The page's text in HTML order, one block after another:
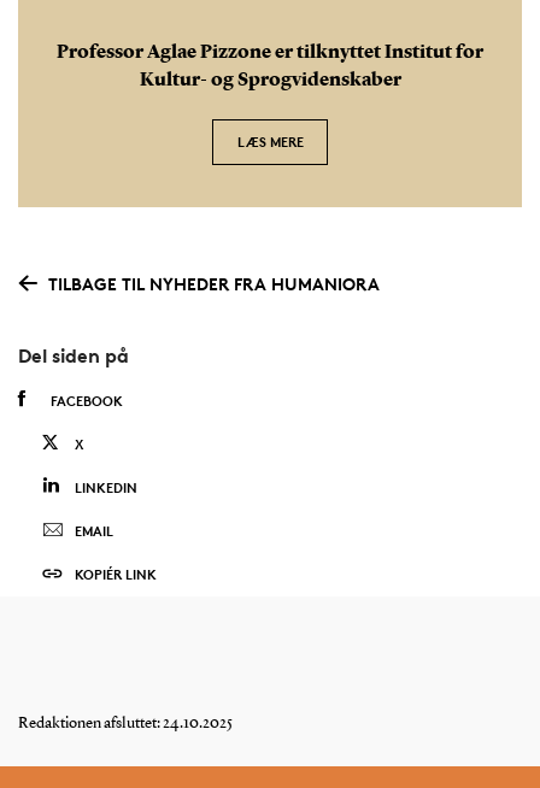
Professor Aglae Pizzone er tilknyttet Institut for
Kultur- og Sprogvidenskaber
LÆS MERE
TILBAGE TIL NYHEDER FRA HUMANIORA
Del siden på
FACEBOOK
X
LINKEDIN
EMAIL
KOPIÉR LINK
Redaktionen afsluttet: 24.10.2025